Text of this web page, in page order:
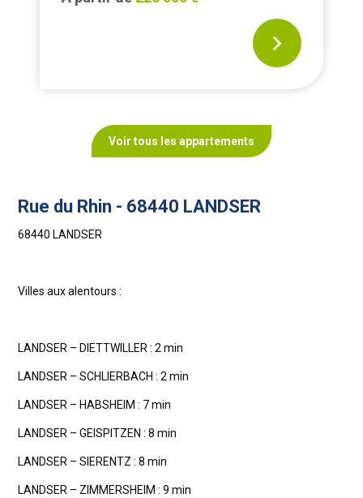
Voir tous les appartements
Rue du Rhin - 68440 LANDSER
68440 LANDSER
Villes aux alentours :
LANDSER – DIETTWILLER : 2 min
LANDSER – SCHLIERBACH : 2 min
LANDSER – HABSHEIM : 7 min
LANDSER – GEISPITZEN : 8 min
LANDSER – SIERENTZ : 8 min
LANDSER – ZIMMERSHEIM : 9 min